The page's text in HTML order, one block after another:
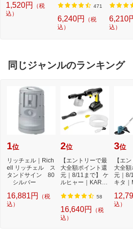
プシールセット ブ
ルー DYKTSBL
1,520円
（税
込）
471
6,240円
（税
込）
6,210
込）
同じジャンルのランキング
1位
リッチェル｜Rich
ell リッチェル ス
タンドサイン 80
シルバー
16,881円
（税
込）
2位
【エントリーで最
大全額ポイント還
元｜8/11まで】 ケ
ルヒャー｜KARC
圧...
58
16,640円
（税
込）
3位
【エ
大全額
元｜8/
キタ｜
込）